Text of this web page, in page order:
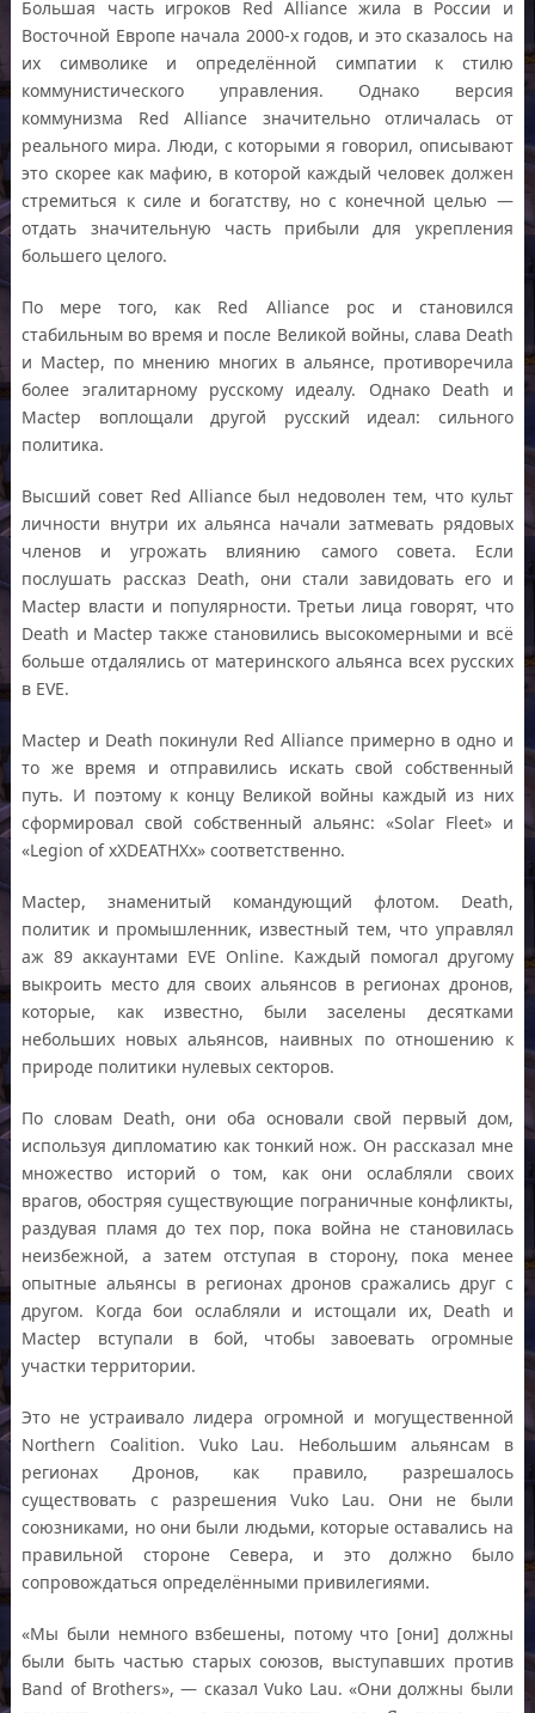
Большая часть игроков Red Alliance жила в России и
Восточной Европе начала 2000-х годов, и это сказалось на
их символике и определённой симпатии к стилю
коммунистического управления. Однако версия
коммунизма Red Alliance значительно отличалась от
реального мира. Люди, с которыми я говорил, описывают
это скорее как мафию, в которой каждый человек должен
стремиться к силе и богатству, но с конечной целью —
отдать значительную часть прибыли для укрепления
большего целого.
По мере того, как Red Alliance рос и становился
стабильным во время и после Великой войны, слава Death
и Mactep, по мнению многих в альянсе, противоречила
более эгалитарному русскому идеалу. Однако Death и
Mactep воплощали другой русский идеал: сильного
политика.
Высший совет Red Alliance был недоволен тем, что культ
личности внутри их альянса начали затмевать рядовых
членов и угрожать влиянию самого совета. Если
послушать рассказ Death, они стали завидовать его и
Mactep власти и популярности. Третьи лица говорят, что
Death и Mactep также становились высокомерными и всё
больше отдалялись от материнского альянса всех русских
в EVE.
Mactep и Death покинули Red Alliance примерно в одно и
то же время и отправились искать свой собственный
путь. И поэтому к концу Великой войны каждый из них
сформировал свой собственный альянс: «Solar Fleet» и
«Legion of xXDEATHXx» соответственно.
Mactep, знаменитый командующий флотом. Death,
политик и промышленник, известный тем, что управлял
аж 89 аккаунтами EVE Online. Каждый помогал другому
выкроить место для своих альянсов в регионах дронов,
которые, как известно, были заселены десятками
небольших новых альянсов, наивных по отношению к
природе политики нулевых секторов.
По словам Death, они оба основали свой первый дом,
используя дипломатию как тонкий нож. Он рассказал мне
множество историй о том, как они ослабляли своих
врагов, обостряя существующие пограничные конфликты,
раздувая пламя до тех пор, пока война не становилась
неизбежной, а затем отступая в сторону, пока менее
опытные альянсы в регионах дронов сражались друг с
другом. Когда бои ослабляли и истощали их, Death и
Mactep вступали в бой, чтобы завоевать огромные
участки территории.
Это не устраивало лидера огромной и могущественной
Northern Coalition. Vuko Lau. Небольшим альянсам в
регионах Дронов, как правило, разрешалось
существовать с разрешения Vuko Lau. Они не были
союзниками, но они были людьми, которые оставались на
правильной стороне Севера, и это должно было
сопровождаться определёнными привилегиями.
«Мы были немного взбешены, потому что [они] должны
были быть частью старых союзов, выступавших против
Band of Brothers», — сказал Vuko Lau. «Они должны были